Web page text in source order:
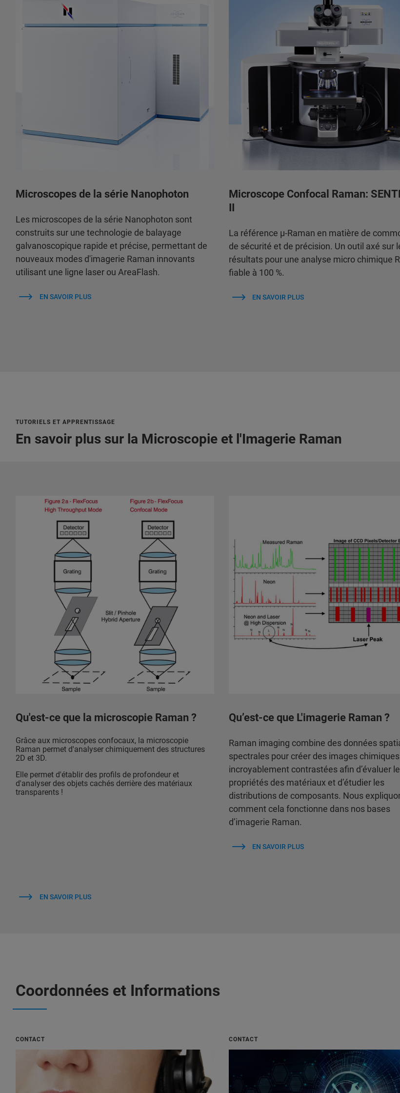
Microscopes de la série Nanophoton
Les microscopes de la série Nanophoton sont
construits sur une technologie de balayage
galvanoscopique rapide et précise, permettant de
nouveaux modes d'imagerie Raman innovants
utilisant une ligne laser ou AreaFlash.
EN SAVOIR PLUS
Microscope Confocal Raman:
II
La référence μ-Raman en matière de
de sécurité et de précision. Un outil axé sur
résultats pour une analyse micro chimique
fiable à 100 %.
EN SAVOIR PLUS
TUTORIELS ET APPRENTISSAGE
En savoir plus sur la Microscopie et l'Imagerie Raman
Qu'est-ce que la microscopie Raman ?
Grâce aux microscopes confocaux, la microscopie
Raman permet d'analyser chimiquement des structures
2D et 3D.
Elle permet d'établir des profils de profondeur et
d'analyser des objets cachés derrière des matériaux
transparents !
EN SAVOIR PLUS
Qu’est-ce que L'imagerie Raman ?
Raman imaging combine des données
spectrales pour créer des images chimiques
incroyablement contrastées afin d’évaluer
propriétés des matériaux et d’étudier les
distributions de composants. Nous
comment cela fonctionne dans nos bases
d’imagerie Raman.
EN SAVOIR PLUS
Coordonnées et Informations
CONTACT CONTACT